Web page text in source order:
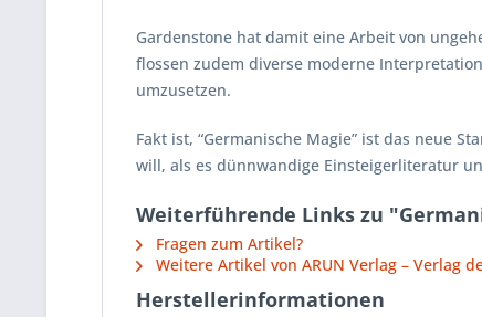
Gardenstone hat damit eine Arbeit von
flossen zudem diverse moderne
umzusetzen.
Fakt ist, “Germanische Magie” ist das neue
will, als es dünnwandige Einsteigerliteratur
Weiterführende Links zu
Fragen zum Artikel?
Weitere Artikel von ARUN Verlag – Verlag
Herstellerinformationen